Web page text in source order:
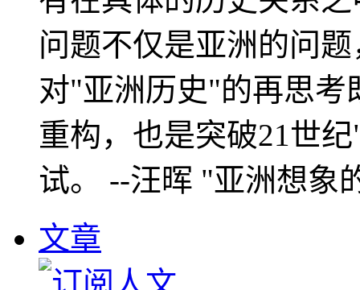
问题不仅是亚洲的问
对"亚洲历史"的再思考
重构，也是突破21世
试。 --汪晖 "亚洲想象
文章